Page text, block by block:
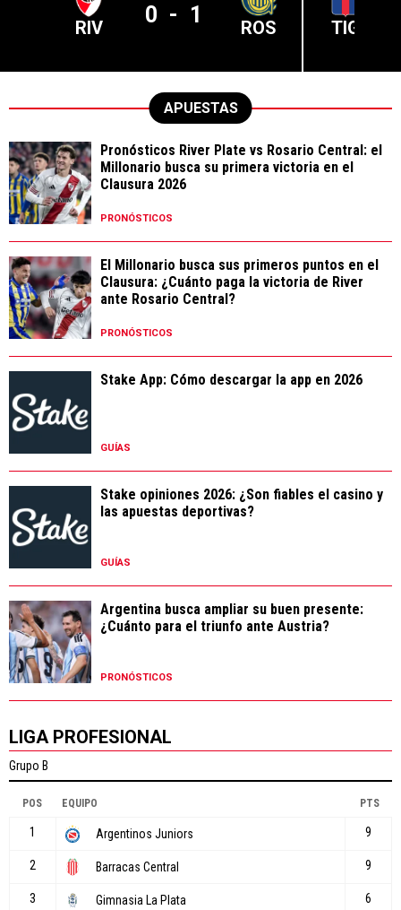
RIV 0 - 1 ROS TIG
APUESTAS
Pronósticos River Plate vs Rosario Central: el
Millonario busca su primera victoria en el
Clausura 2026
PRONÓSTICOS
El Millonario busca sus primeros puntos en el
Clausura: ¿Cuánto paga la victoria de River
ante Rosario Central?
PRONÓSTICOS
Stake App: Cómo descargar la app en 2026
GUÍAS
Stake opiniones 2026: ¿Son fiables el casino y
las apuestas deportivas?
GUÍAS
Argentina busca ampliar su buen presente:
¿Cuánto para el triunfo ante Austria?
PRONÓSTICOS
LIGA PROFESIONAL